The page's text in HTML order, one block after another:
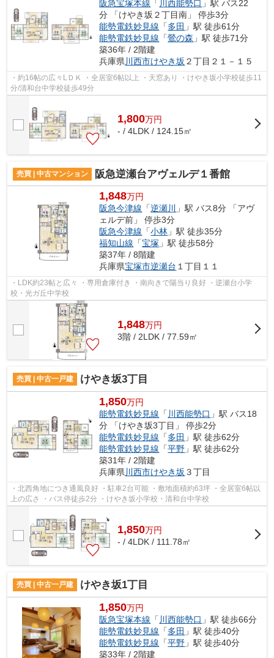
阪急宝塚本線 「 川西能勢口 」駅 バス22
分 「けやき坂２丁目南」 停歩3分
能勢電鉄妙見線 「多田 」駅 徒歩61分
能勢電鉄妙見線 「鶯の森 」駅 徒歩71分
築36年 / 2階建
兵庫県 川西市けやき坂 ２丁目２１－１５
・約16帖の広々LＤＫ ・全居室6帖以上 ・天窓あり ・けやき坂小学校徒歩11
分/清和台中学校徒歩49分
1,800万円
- / 4LDK / 124.15㎡
売買 | 中古マンション 阪急逆瀬台アヴェルデ１番館
1,848万円
阪急今津線 「逆瀬川
」駅 バス8分 「アヴ
ェルデ前」 停歩3分
阪急今津線 「小林 」駅 徒歩35分
福知山線 「宝塚 」駅 徒歩58分
築37年 / 8階建
兵庫県宝塚市逆瀬台 １丁目１１
・LDK約23帖と広々 ・専用倉庫付き ・南向きで陽当り良好 ・逆瀬台小学
校・光ガ丘中学校
1,848万円
3階 / 2LDK / 77.59㎡
売買 | 中古一戸建 けやき坂3丁目
1,850万円
能勢電鉄妙見線 「 川西能勢口 」駅 バス18
分 「けやき坂3丁目」 停歩2分
能勢電鉄妙見線 「多田 」駅 徒歩62分
能勢電鉄妙見線 「平野 」駅 徒歩62分
築31年 / 2階建
兵庫県川西市けやき坂 ３丁目
・北西角地につき通風良好 ・駐車2台可能 ・敷地面積約63坪 ・全居室6帖以
上の広さ ・バス停徒歩2分 ・けやき坂小学校・清和台中学校
1,850万円
- / 4LDK / 111.78㎡
売買 | 中古一戸建 けやき坂1丁目
1,850万円
阪急宝塚本線 「 川西能勢口 」駅 徒歩66分
能勢電鉄妙見線 「多田 」駅 徒歩40分
能勢電鉄妙見線 「平野 」駅 徒歩40分
築33年 / 2階建